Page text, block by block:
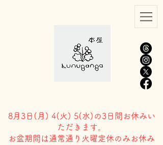
8月3日( 月) 4(火) 5(水)の3日間お休みい
ただきます。
​お盆期間は通常通り火曜定休のみお休み